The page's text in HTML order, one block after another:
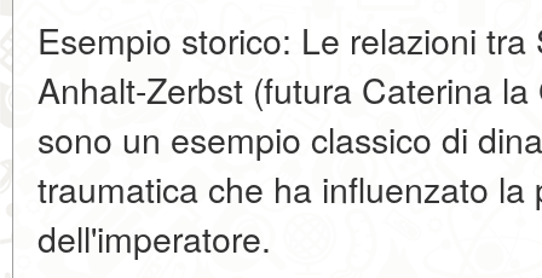
Esempio storico: Le relazioni
Anhalt-Zerbst (futura Caterina
sono un esempio classico di
traumatica che ha influenzato la
dell'imperatore.